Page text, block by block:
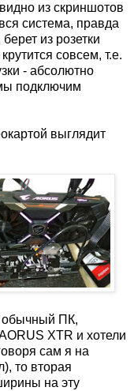
из скриншотов
система, правда
из розетки
совсем, т.е.
- абсолютно
подключим
выглядит
обычный ПК,
XTR и хотели
сам я на
то вторая
на эту